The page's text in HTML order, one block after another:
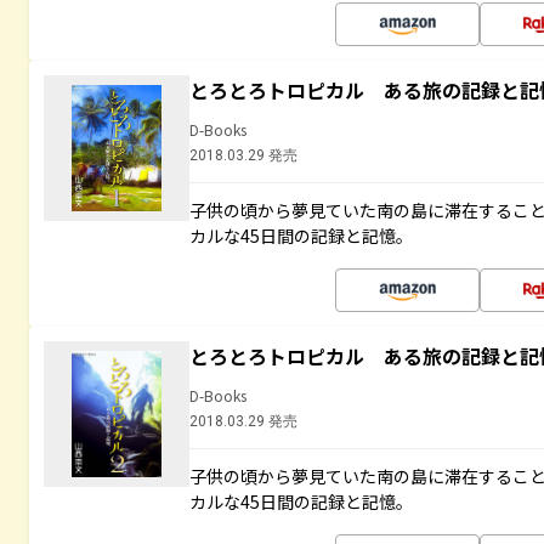
とろとろトロピカル ある旅の記録と
D-Books
2018.03.29 発売
子供の頃から夢見ていた南の島に滞在するこ
カルな45日間の記録と記憶。
とろとろトロピカル ある旅の記録と
D-Books
2018.03.29 発売
子供の頃から夢見ていた南の島に滞在するこ
カルな45日間の記録と記憶。